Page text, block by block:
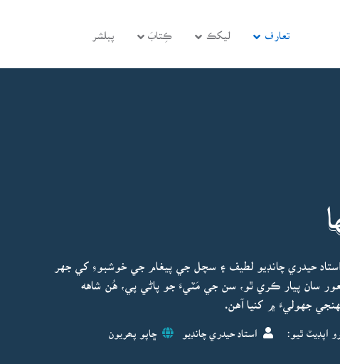
تعارف ليکڪ ڪِتابَ پبلشر
حيدري چانڊيو لطيف ۽ سچل جي پيغام جي خوشبوءِ کي جهر
سان پيار ڪري ٿو، سن جي مَٽيءَ جو پاڻي پي، هُن شاهه
جهوليءَ ۾ کنيا آهن.
اپڊيٽ ٿيو: استاد حيدري چانڊيو ڇاپو پھريون